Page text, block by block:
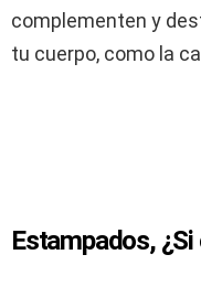
complementen y
tu cuerpo, como la
Estampados, ¿Si